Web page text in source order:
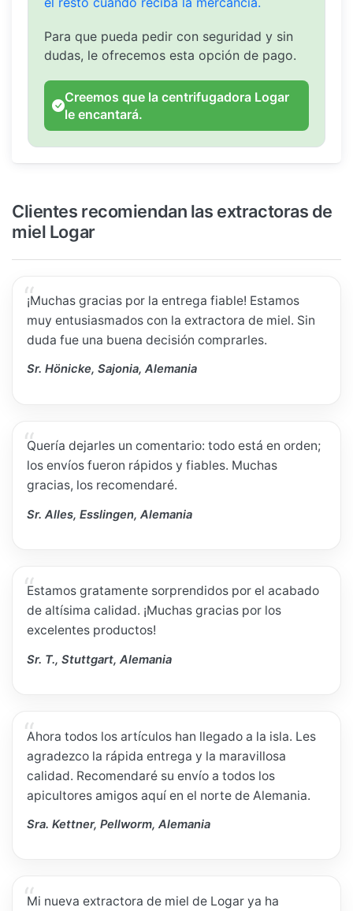
Para que pueda pedir con seguridad y sin
dudas, le ofrecemos esta opción de pago.
Creemos que la centrifugadora Logar
le encantará.
Clientes recomiendan las extractoras de
miel Logar
¡Muchas gracias por la entrega fiable! Estamos
muy entusiasmados con la extractora de miel. Sin
duda fue una buena decisión comprarles.
Sr. Hönicke, Sajonia, Alemania
Quería dejarles un comentario: todo está en orden;
los envíos fueron rápidos y fiables. Muchas
gracias, los recomendaré.
Sr. Alles, Esslingen, Alemania
Estamos gratamente sorprendidos por el acabado
de altísima calidad. ¡Muchas gracias por los
excelentes productos!
Sr. T., Stuttgart, Alemania
Ahora todos los artículos han llegado a la isla. Les
agradezco la rápida entrega y la maravillosa
calidad. Recomendaré su envío a todos los
apicultores amigos aquí en el norte de Alemania.
Sra. Kettner, Pellworm, Alemania
Mi nueva extractora de miel de Logar ya ha